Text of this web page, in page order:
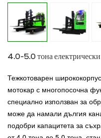
4.0-5.0 тона
Тежкотоварен
мотокар с многопосочна
специално използван за
може да намали дългия
подобри капацитета за